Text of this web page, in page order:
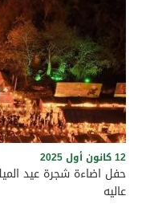
برعاية رئيس بلدية
وبحضور حشد من الفعاليات
والمخاتير، والمرجعيات
قدّمها مجلس بلدية
على الطريق العام في
في أجواء سادتها الألفة
الأخوية والتاريخية
المشترك على تعزيز
والتكامل بين أبناء المنطقة12 كانون أول 2025
حفل اضاءة شجرة عيد
عاليه